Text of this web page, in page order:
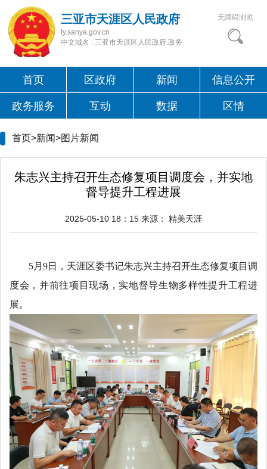
三亚市天涯区人民政府
ty.sanya.gov.cn
中文域名 : 三亚市天涯区人民政府.政务
无障碍浏览
首页 区政府 新闻 信息公开
政务服务 互动 数据 区情
首页>新闻>图片新闻
朱志兴主持召开生态修复项目调度会，并实地
督导提升工程进展
2025-05-10 18：15 来源： 精美天涯
5月9日，天涯区委书记朱志兴主持召开生态修复项目调
度会，并前往项目现场，实地督导生物多样性提升工程进
展。